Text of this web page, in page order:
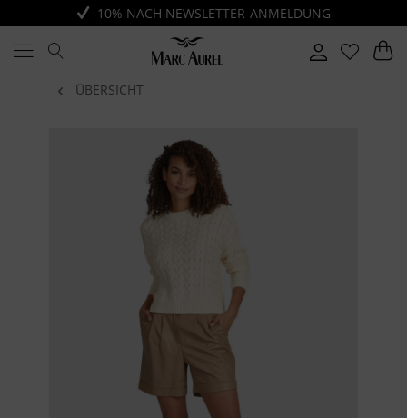
-10% NACH NEWSLETTER-ANMELDUNG
ÜBERSICHT